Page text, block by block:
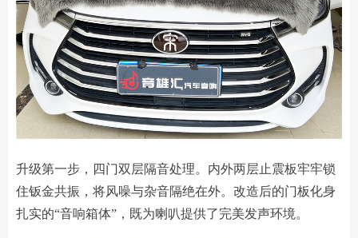
升级第一步，四门双层隔音处理。内外两层止震板牢牢锁
住钣金共振，将风噪与杂音隔绝在外。改造后的门板化身
扎实的“音响箱体”，既为喇叭提供了完美发声环境。